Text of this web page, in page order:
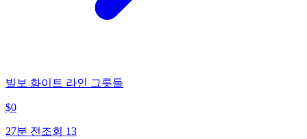
빌보 화이트 라인 그릇들
$0
27분 전 조회 13